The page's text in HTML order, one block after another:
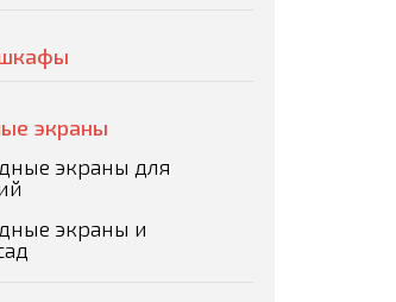
экраны
экраны для
экраны и